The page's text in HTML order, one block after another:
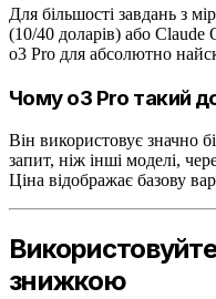
Для більшості завдань з
(10/40 доларів) або Claude
o3 Pro для абсолютно
Чому o3 Pro такий
Він використовує значно
запит, ніж інші моделі,
Ціна відображає базову
знижкою